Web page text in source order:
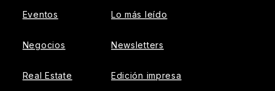
Eventos
Negocios
Real Estate
Lo más leído
Newsletters
Edición impresa